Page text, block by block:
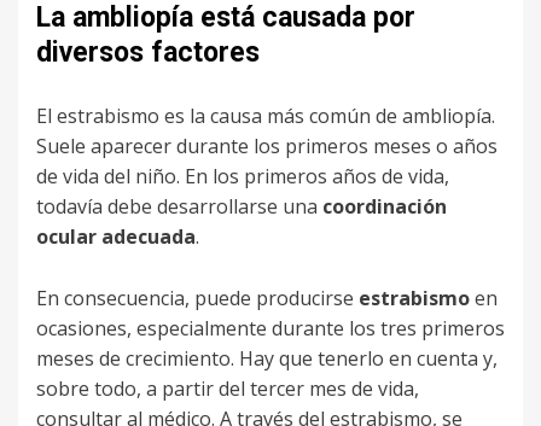
La ambliopía está causada por
diversos factores
El estrabismo es la causa más común de ambliopía.
Suele aparecer durante los primeros meses o años
de vida del niño. En los primeros años de vida,
todavía debe desarrollarse una coordinación
ocular adecuada.
En consecuencia, puede producirse estrabismoen
ocasiones, especialmente durante los tres primeros
meses de crecimiento. Hay que tenerlo en cuenta y,
sobre todo, a partir del tercer mes de vida,
consultar al médico. A través del estrabismo, se